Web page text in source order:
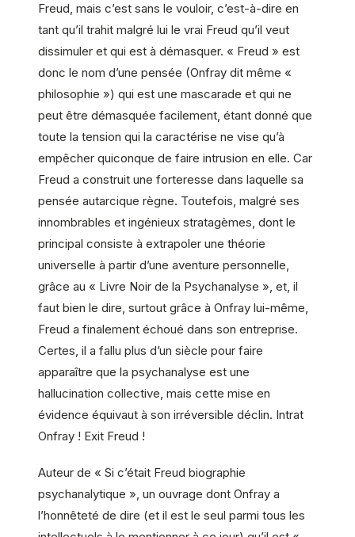
Freud, mais c’est sans le vouloir, c’est-à-dire en
tant qu’il trahit malgré lui le vrai Freud qu’il veut
dissimuler et qui est à démasquer. « Freud » est
donc le nom d’une pensée (Onfray dit même «
philosophie ») qui est une mascarade et qui ne
peut être démasquée facilement, étant donné que
toute la tension qui la caractérise ne vise qu’à
empêcher quiconque de faire intrusion en elle. Car
Freud a construit une forteresse dans laquelle sa
pensée autarcique règne. Toutefois, malgré ses
innombrables et ingénieux stratagèmes, dont le
principal consiste à extrapoler une théorie
universelle à partir d’une aventure personnelle,
grâce au « Livre Noir de la Psychanalyse », et, il
faut bien le dire, surtout grâce à Onfray lui-même,
Freud a finalement échoué dans son entreprise.
Certes, il a fallu plus d’un siècle pour faire
apparaître que la psychanalyse est une
hallucination collective, mais cette mise en
évidence équivaut à son irréversible déclin. Intrat
Onfray ! Exit Freud !
Auteur de « Si c’était Freud biographie
psychanalytique », un ouvrage dont Onfray a
l’honnêteté de dire (et il est le seul parmi tous les